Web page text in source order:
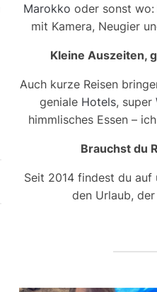
Marokko oder sonst
mit Kamera, Neugier
Kleine Auszeiten,
Auch kurze Reisen
geniale Hotels, super
himmlisches Essen –
Brauchst du
Seit 2014 findest du auf
den Urlaub,